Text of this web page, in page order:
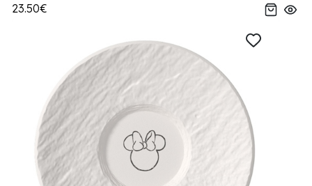
23.50€